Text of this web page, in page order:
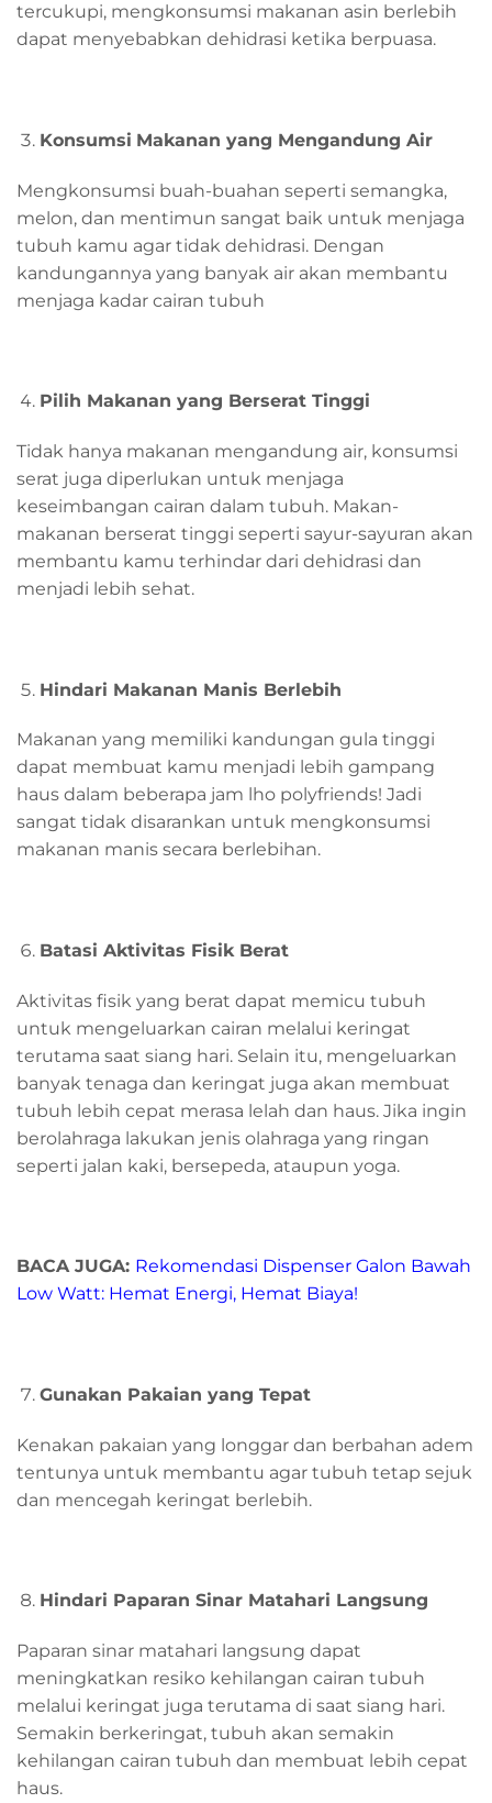
tercukupi, mengkonsumsi makanan asin berlebih
dapat menyebabkan dehidrasi ketika berpuasa.
Konsumsi Makanan yang Mengandung Air
Mengkonsumsi buah-buahan seperti semangka,
melon, dan mentimun sangat baik untuk menjaga
tubuh kamu agar tidak dehidrasi. Dengan
kandungannya yang banyak air akan membantu
menjaga kadar cairan tubuh
Pilih Makanan yang Berserat Tinggi
Tidak hanya makanan mengandung air, konsumsi
serat juga diperlukan untuk menjaga
keseimbangan cairan dalam tubuh. Makan-
makanan berserat tinggi seperti sayur-sayuran akan
membantu kamu terhindar dari dehidrasi dan
menjadi lebih sehat.
Hindari Makanan Manis Berlebih
Makanan yang memiliki kandungan gula tinggi
dapat membuat kamu menjadi lebih gampang
haus dalam beberapa jam lho polyfriends! Jadi
sangat tidak disarankan untuk mengkonsumsi
makanan manis secara berlebihan.
Batasi Aktivitas Fisik Berat
Aktivitas fisik yang berat dapat memicu tubuh
untuk mengeluarkan cairan melalui keringat
terutama saat siang hari. Selain itu, mengeluarkan
banyak tenaga dan keringat juga akan membuat
tubuh lebih cepat merasa lelah dan haus. Jika ingin
berolahraga lakukan jenis olahraga yang ringan
seperti jalan kaki, bersepeda, ataupun yoga.
BACA JUGA: Rekomendasi Dispenser Galon Bawah
Low Watt: Hemat Energi, Hemat Biaya!
Gunakan Pakaian yang Tepat
Kenakan pakaian yang longgar dan berbahan adem
tentunya untuk membantu agar tubuh tetap sejuk
dan mencegah keringat berlebih.
Hindari Paparan Sinar Matahari Langsung
Paparan sinar matahari langsung dapat
meningkatkan resiko kehilangan cairan tubuh
melalui keringat juga terutama di saat siang hari.
Semakin berkeringat, tubuh akan semakin
kehilangan cairan tubuh dan membuat lebih cepat
haus.